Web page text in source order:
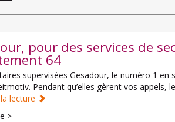
pour des services de
64
supervisées Gesadour, le numéro 1
Pendant qu’elles gèrent vos appels,
lecture
>